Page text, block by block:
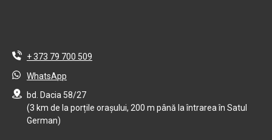
+ 373 79 700 509
WhatsApp
bd. Dacia 58/27
(3 km de la porțile orașului, 200 m până la întrarea în Satul
German)